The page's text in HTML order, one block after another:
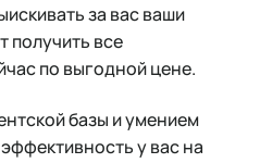
за вас ваши
получить все
по выгодной цене.
базы и умением
у вас на